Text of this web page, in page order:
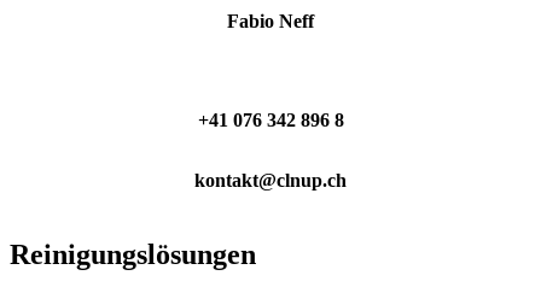
Fabio Neff
+41 076 342 896 8
kontakt@clnup.ch
Reinigungslösungen